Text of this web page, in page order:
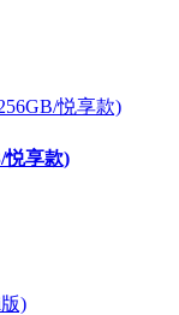
悦享款)